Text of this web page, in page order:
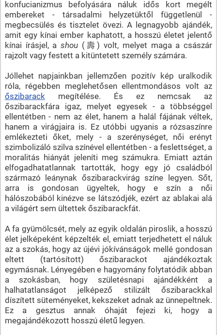
konfucianizmus befolyására náluk idős kort megélt
embereket - társadalmi helyzetüktől függetlenül -
megbecsülés és tisztelet övezi. A legnagyobb ajándék,
amit egy kínai ember kaphatott, a hosszú életet jelentő
kínai írásjel, ashou (壽) volt, melyet maga a császár
rajzolt vagy festett a kitüntetett személy számára.
Jóllehet napjainkban jellemzően pozitív kép uralkodik
róla, régebben meglehetősen ellentmondásos volt az
őszibarack megítélése. És ez nemcsak az
őszibarackfára igaz, melyet egyesek - a többséggel
ellentétben - nem az élet, hanem a halál fájának véltek,
hanem a virágjaira is. Ez utóbbi ugyanis a rózsaszínre
emlékezteti őket, mely - a szerénységet, női erényt
szimbolizáló szilva színével ellentétben - a feslettséget, a
moralitás hiányát jeleníti meg számukra. Emiatt aztán
elfogadhatatlannak tartották, hogy egy jó családból
származó leánynak őszibarackvirág színe legyen. Sőt,
arra is gondosan ügyeltek, hogy e szín a női
hálószobából kinézve se látszódjék, ezért az ablakai alá
a világért sem ültettek őszibarackfát.
A fa gyümölcsét, mely az egyik oldalán piroslik, a hosszú
élet jelképeként képzelték el, emiatt terjedhetett el náluk
az a szokás, hogy az újévi jókívánságok mellé gondosan
eltett (tartósított) őszibarackot ajándékoztak
egymásnak. Lényegében e hagyomány folytatódik abban
a szokásban, hogy születésnapi ajándékként a
halhatatlanságot jelképező stilizált őszibarackkal
díszített süteményeket, kekszeket adnak az ünnepeltnek.
Ez a gesztus annak óhaját fejezi ki, hogy a
megajándékozott hosszú életű legyen.